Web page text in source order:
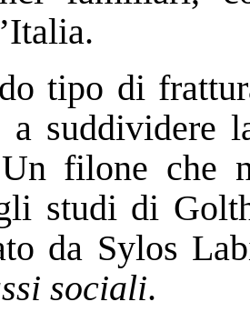
tipo di
a suddividere
filone che
studi di
da Sylos
sociali.